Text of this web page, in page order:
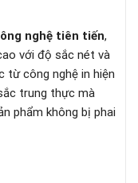
nghệ tiên tiến,
với độ sắc nét và
từ công nghệ in hiện
trung thực mà
phẩm không bị phai